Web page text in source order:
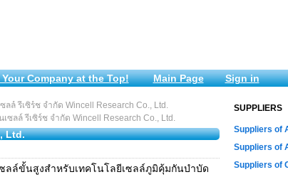
Company at the Top! Main Page Sign in
ลล์ รีเซิร์ช จำกัด Wincell Research Co., Ltd.
ซลล์ รีเซิร์ช จำกัด Wincell Research Co., Ltd.
Ltd.
ลล์ขั้นสูงสำหรับเทคโนโลยีเซลล์ภูมิคุ้มกันบำบัด
SUPPLIERS
Suppliers of
Suppliers of
Suppliers of